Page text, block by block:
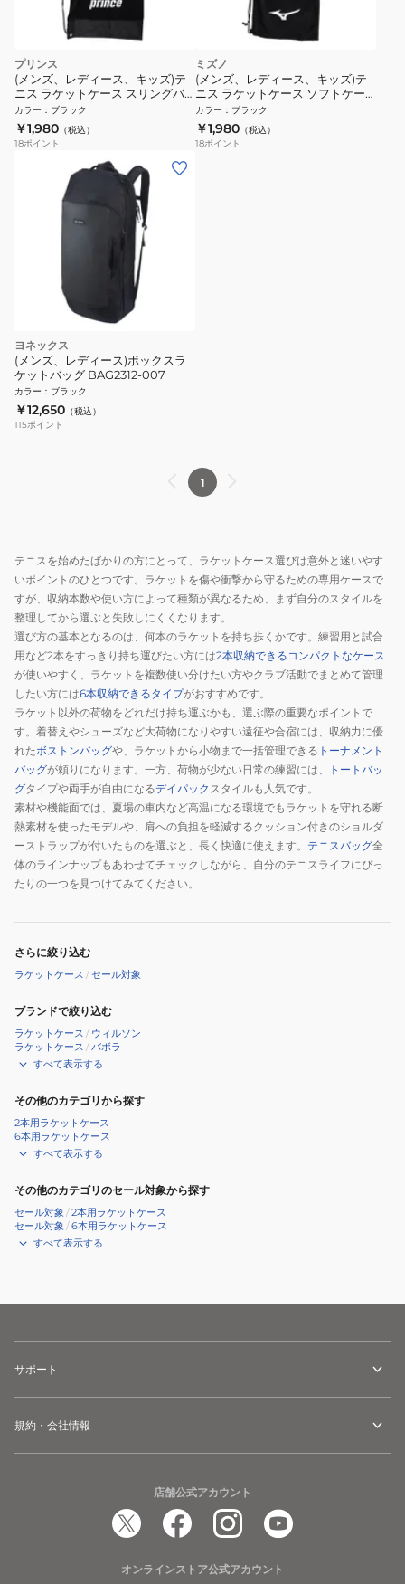
プリンス
(メンズ、レディース、キッズ)テ
ニス ラケットケース スリングバ
ッグ PR900 BLK
カラー ： ブラック
￥1,980 （税込）
18ポイント
ミズノ
(メンズ、レディース、キッズ)テ
ニス ラケットケース ソフトケー
ス1 63JD352109
カラー ： ブラック
￥1,980 （税込）
18ポイント
ヨネックス
(メンズ、レディース)ボックスラ
ケットバッグ BAG2312-007
カラー ： ブラック
￥12,650 （税込）
115ポイント
1
テニスを始めたばかりの方にとって、ラケットケース選びは意外と迷いやす
いポイントのひとつです。ラケットを傷や衝撃から守るための専用ケースで
すが、収納本数や使い方によって種類が異なるため、まず自分のスタイルを
整理してから選ぶと失敗しにくくなります。
選び方の基本となるのは、何本のラケットを持ち歩くかです。練習用と試合
用など2本をすっきり持ち運びたい方には2本収納できるコンパクトなケース
が使いやすく、ラケットを複数使い分けたい方やクラブ活動でまとめて管理
したい方には6本収納できるタイプがおすすめです。
ラケット以外の荷物をどれだけ持ち運ぶかも、選ぶ際の重要なポイントで
す。着替えやシューズなど大荷物になりやすい遠征や合宿には、収納力に優
れたボストンバッグや、ラケットから小物まで一括管理できる トーナメント
バッグが頼りになります。一方、荷物が少ない日常の練習には、
トートバッ
グタイプや両手が自由になるデイパック スタイルも人気です。
素材や機能面では、夏場の車内など高温になる環境でもラケットを守れる断
熱素材を使ったモデルや、肩への負担を軽減するクッション付きのショルダ
ーストラップが付いたものを選ぶと、長く快適に使えます。 テニスバッグ全
体のラインナップもあわせてチェックしながら、自分のテニスライフにぴっ
たりの一つを見つけてみてください。
さらに絞り込む
ラケットケース /セール対象
ブランドで絞り込む
ラケットケース / ウィルソン
ラケットケース /バボラ
すべて表示する
その他のカテゴリから探す
2本用ラケットケース
6本用ラケットケース
すべて表示する
その他のカテゴリのセール対象から探す
セール対象 /2本用ラケットケース
セール対象 /6本用ラケットケース
すべて表示する
サポート
規約・会社情報
店舗公式アカウント
オンラインストア公式アカウント